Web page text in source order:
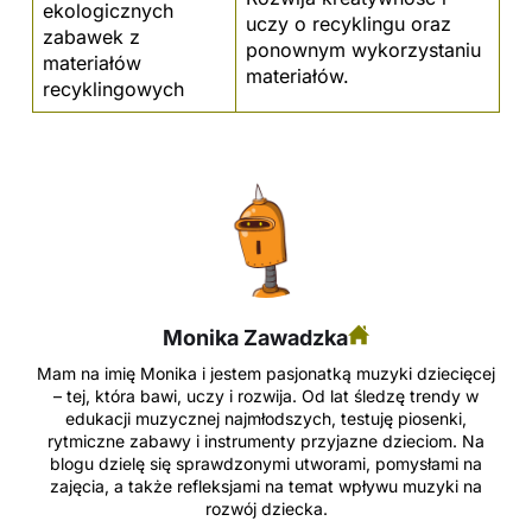
ekologicznych
zabawek z
materiałów
recyklingowych
uczy o recyklingu oraz
ponownym wykorzystaniu
materiałów.
Monika Zawadzka
Mam na imię Monika i jestem pasjonatką muzyki dziecięcej
– tej, która bawi, uczy i rozwija. Od lat śledzę trendy w
edukacji muzycznej najmłodszych, testuję piosenki,
rytmiczne zabawy i instrumenty przyjazne dzieciom. Na
blogu dzielę się sprawdzonymi utworami, pomysłami na
zajęcia, a także refleksjami na temat wpływu muzyki na
rozwój dziecka.